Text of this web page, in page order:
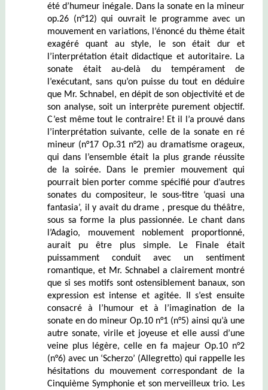
été d’humeur inégale. Dans la sonate en la mineur
op.26 (n°12) qui ouvrait le programme avec un
mouvement en variations, l’énoncé du thème était
exagéré quant au style, le son était dur et
l’interprétation était didactique et autoritaire. La
sonate était au-delà du tempérament de
l’exécutant, sans qu’on puisse du tout en déduire
que Mr. Schnabel, en dépit de son objectivité et de
son analyse, soit un interprète purement objectif.
C’est même tout le contraire! Et il l’a prouvé dans
l’interprétation suivante, celle de la sonate en ré
mineur (n°17 Op.31 n°2) au dramatisme orageux,
qui dans l’ensemble était la plus grande réussite
de la soirée. Dans le premier mouvement qui
pourrait bien porter comme spécifié pour d’autres
sonates du compositeur, le sous-titre ‘quasi una
fantasia’, il y avait du drame , presque du théâtre,
sous sa forme la plus passionnée. Le chant dans
l’Adagio, mouvement noblement proportionné,
aurait pu être plus simple. Le Finale était
puissamment conduit avec un sentiment
romantique, et Mr. Schnabel a clairement montré
que si ses motifs sont ostensiblement banaux, son
expression est intense et agitée. Il s’est ensuite
consacré à l’humour et à l’imagination de la
sonate en do mineur Op.10 n°1 (n°5) ainsi qu’à une
autre sonate, virile et joyeuse et elle aussi d’une
veine plus légère, celle en fa majeur Op.10 n°2
(n°6) avec un ‘Scherzo’ (Allegretto) qui rappelle les
hésitations du mouvement correspondant de la
Cinquième Symphonie et son merveilleux trio. Les